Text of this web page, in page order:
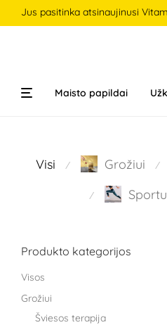
Jus pasitinka atsinaujinusi
Maisto papildai
Visi ⁄ Grožiui ⁄
⁄
Produkto kategorijos
Visos
Grožiui
Šviesos terapija